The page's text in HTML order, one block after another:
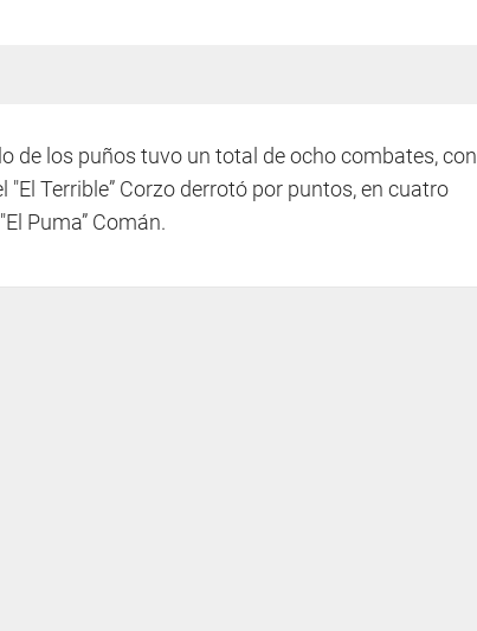
de los puños tuvo un total de ocho combates, con
Terrible” Corzo derrotó por puntos, en cuatro
Puma” Comán.